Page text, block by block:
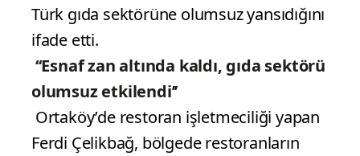
Türk gıda sektörüne olumsuz yansıdığını
ifade etti.
‘‘Esnaf zan altında kaldı, gıda sektörü
olumsuz etkilendi’’
Ortaköy’de restoran işletmeciliği yapan
Ferdi Çelikbağ, bölgede restoranların